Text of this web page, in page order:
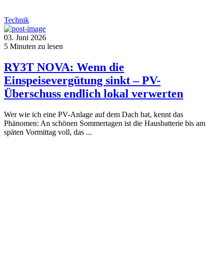
Technik
03. Juni 2026
5 Minuten zu lesen
RY3T NOVA: Wenn die
Einspeisevergütung sinkt – PV-
Überschuss endlich lokal verwerten
Wer wie ich eine PV-Anlage auf dem Dach hat, kennt das
Phänomen: An schönen Sommertagen ist die Hausbatterie bis am
späten Vormittag voll, das ...